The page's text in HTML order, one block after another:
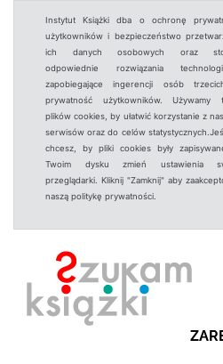
Instytut Książki dba o ochronę
użytkowników i bezpieczeństwo
ich danych osobowych oraz
odpowiednie rozwiązania
zapobiegające ingerencji osób
prywatność użytkowników. Używamy
plików cookies, by ułatwić korzystanie z
serwisów oraz do celów
chcesz, by pliki cookies były
Twoim dysku zmień ustawienia
przeglądarki. Kliknij "Zamknij" aby
naszą politykę prywatności.